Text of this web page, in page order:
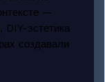
—
DIY-эстетика
создавали